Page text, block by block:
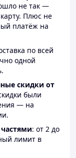
не так —
Плюс не
платёж на
по всей
одной
скидки от
были
— на
: от 2 до
лимит в